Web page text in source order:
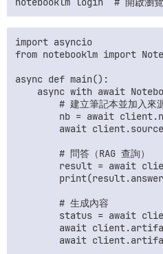
import asyncio
from notebooklm import
async def main():
async with await
# 建立筆記本並加入來
nb = await
await
        # 問答（RAG 查詢）
result = await
        # 生成內容
status = await
await
await